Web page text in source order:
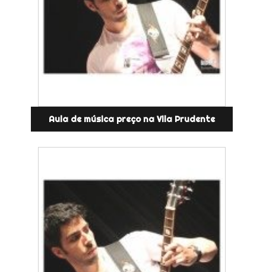
Aula de música preço na Vila Prudente